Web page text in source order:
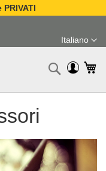
PRIVATI
Lingua
Italiano